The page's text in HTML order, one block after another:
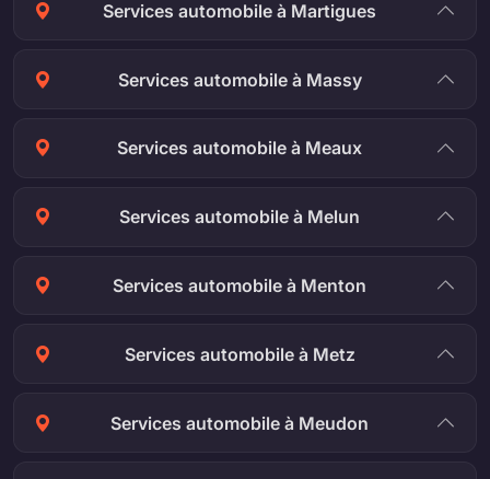
Services automobile à Martigues
Services automobile à Massy
Services automobile à Meaux
Services automobile à Melun
Services automobile à Menton
Services automobile à Metz
Services automobile à Meudon